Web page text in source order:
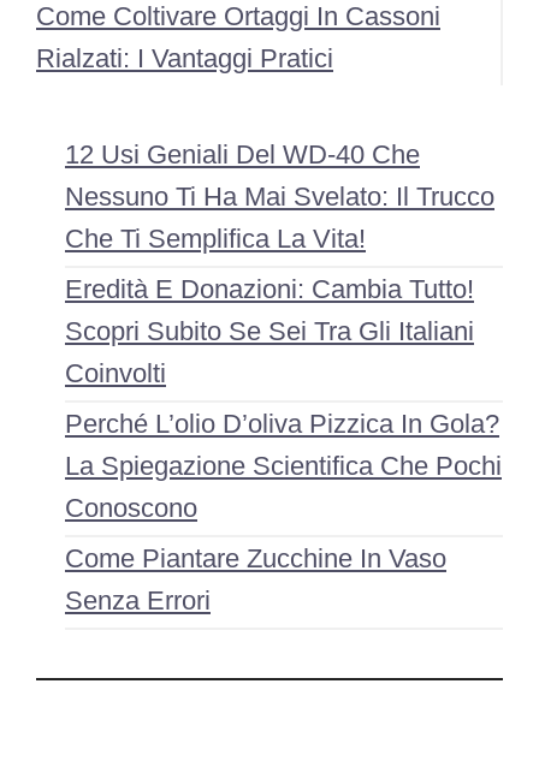
Come Coltivare Ortaggi In Cassoni
Rialzati: I Vantaggi Pratici
12 Usi Geniali Del WD-40 Che
Nessuno Ti Ha Mai Svelato: Il Trucco
Che Ti Semplifica La Vita!
Eredità E Donazioni: Cambia Tutto!
Scopri Subito Se Sei Tra Gli Italiani
Coinvolti
Perché L’olio D’oliva Pizzica In Gola?
La Spiegazione Scientifica Che Pochi
Conoscono
Come Piantare Zucchine In Vaso
Senza Errori